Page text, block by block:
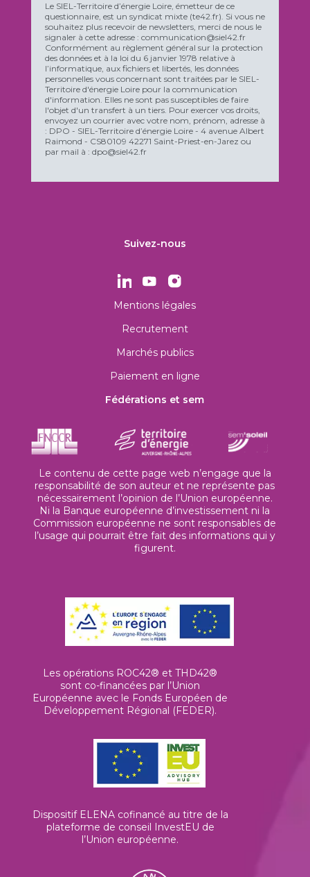
Le SIEL-Territoire d’énergie Loire, émetteur de ce
questionnaire, est un syndicat mixte (te42.fr). Si vous ne
souhaitez plus recevoir de newsletters, merci de nous le
signaler à cette adresse : communication@siel42.fr
Conformément au règlement général sur la protection
des données et à la loi du 6 janvier 1978 relative à
l’informatique, aux fichiers et libertés, les données
personnelles vous concernant sont traitées par le SIEL-
Territoire d'énergie Loire pour la communication
d'information. Elles ne sont pas susceptibles de faire
l'objet d'un transfert à un tiers. Pour exercer vos droits,
envoyez un courrier avec votre nom, prénom, adresse à
: DPO - SIEL-Territoire d’énergie Loire - 4 avenue Albert
Raimond - CS80109 42271 Saint-Priest-en-Jarez ou
par mail à : dpo@siel42.fr
Suivez-nous
Mentions légales
Recrutement
Marchés publics
Paiement en ligne
Fédérations et sem
Le contenu de cette page web n’engage que la
responsabilité de son auteur et ne représente pas
nécessairement l’opinion de l’Union européenne.
Ni la Banque européenne d’investissement ni la
Commission européenne ne sont responsables de
l’usage qui pourrait être fait des informations qui y
figurent.
Les opérations ROC42® et THD42®
sont co-financées par l’Union
Européenne avec le Fonds Européen de
Développement Régional (FEDER).
Dispositif ELENA cofinancé au titre de la
plateforme de conseil InvestEU de
l’Union européenne.